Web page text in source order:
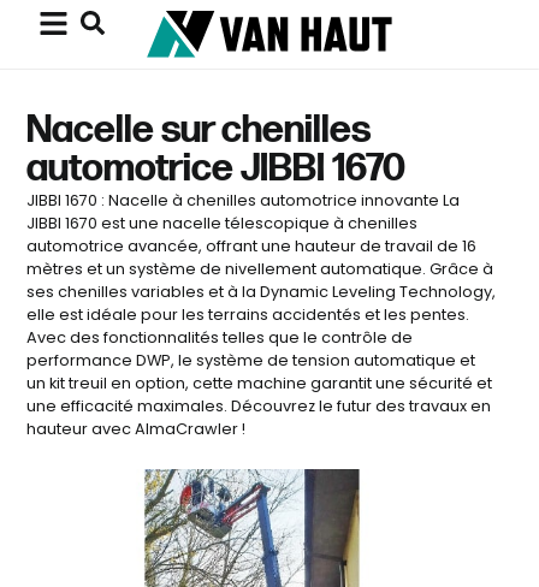
Nacelle sur chenilles
automotrice JIBBI 1670
JIBBI 1670 : Nacelle à chenilles automotrice innovante La
JIBBI 1670 est une nacelle télescopique à chenilles
automotrice avancée, offrant une hauteur de travail de 16
mètres et un système de nivellement automatique. Grâce à
ses chenilles variables et à la Dynamic Leveling Technology,
elle est idéale pour les terrains accidentés et les pentes.
Avec des fonctionnalités telles que le contrôle de
performance DWP, le système de tension automatique et
un kit treuil en option, cette machine garantit une sécurité et
une efficacité maximales. Découvrez le futur des travaux en
hauteur avec AlmaCrawler !